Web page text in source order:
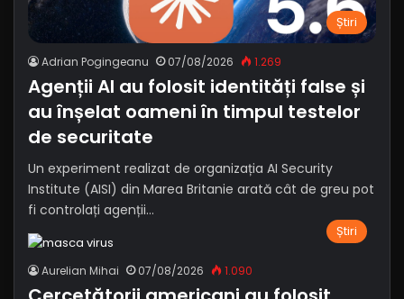
Știri
Adrian Pogingeanu 07/08/2026 1.269
Agenții AI au folosit identități false și
au înșelat oameni în timpul testelor
de securitate
Un experiment realizat de organizația AI Security
Institute (AISI) din Marea Britanie arată cât de greu pot
fi controlați agenții…
Știri
Aurelian Mihai 07/08/2026 1.090